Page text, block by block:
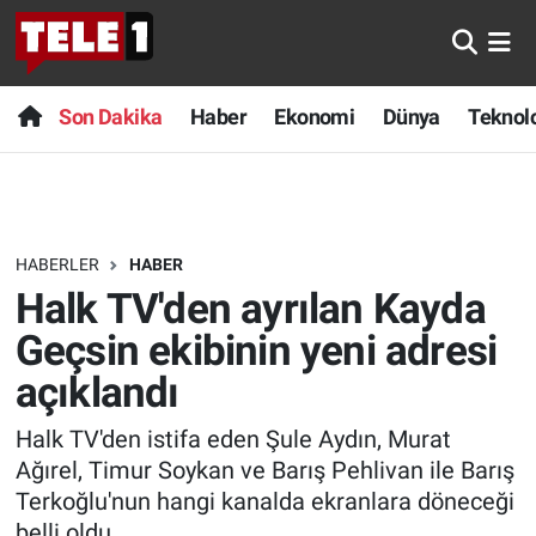
Son Dakika Haber Ekonomi Dünya
HABERLER HABER
Halk TV'den ayrılan Kayda
Geçsin ekibinin yeni adresi
açıklandı
Halk TV'den istifa eden Şule Aydın, Murat
Ağırel, Timur Soykan ve Barış Pehlivan ile Barış
Terkoğlu'nun hangi kanalda ekranlara döneceği
Anında Manşet
Başka Sohbetler
Bilim turu
Bilim ve Teknoloji Evreni
Doğa Konuşuyor
Dünya
Ege Saati
Son Dakika
Haber
Dünya
Teknoloji
Sağlık
Spor
Yayın Akışı
Nöbetçi Eczaneler
Hava Durumu
Trafik Durumu
Süper Lig Puan Durumu ve Fikstür
Tüm Manşetler
Son Dakika Haberleri
Haber Arşivi